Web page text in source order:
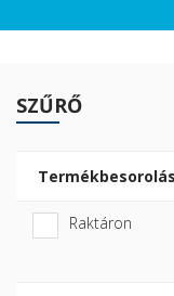
SZŰRŐ
Termékbesorolás
Raktáron